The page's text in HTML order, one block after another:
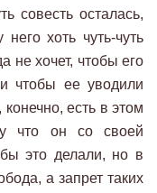
совесть осталась,
хоть чуть-чуть
не хочет, чтобы его
чтобы ее уводили
конечно, есть в этом
что он со своей
это делали, но в
а запрет таких